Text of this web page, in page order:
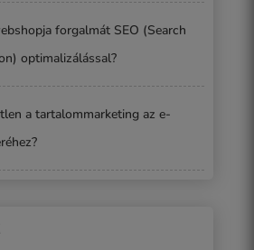
forgalmát SEO (Search
optimalizálással?
a tartalommarketing az e-